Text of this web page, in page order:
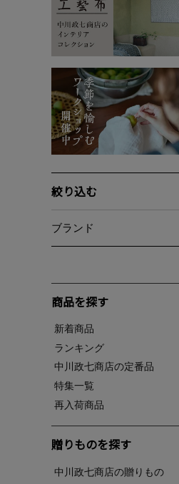
絞り込む
ブランド
商品を探す
新着商品
ランキング
中川政七商店の定番品
特集一覧
再入荷商品
贈りものを探す
中川政七商店の贈りもの